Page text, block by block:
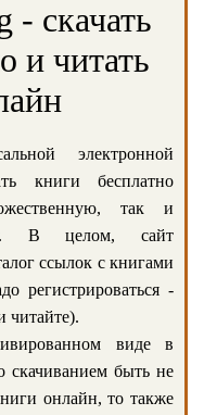
- скачать
и читать
электронной
книги бесплатно
так и
В целом, сайт
ссылок с книгами
регистрироваться -
читайте).
виде в
скачиванием быть не
онлайн, то также